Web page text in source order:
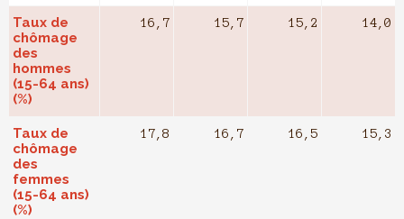
Taux de
chômage
des
hommes
(15-64 ans)
(%)
16,7 15,7 15,2 14,0
Taux de
chômage
des
femmes
(15-64 ans)
(%)
17,8 16,7 16,5 15,3